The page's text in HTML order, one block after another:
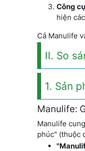
Công
hiện
Cả Manulife
II. So
1. Sản
Manulife:
Manulife
phúc" (thuộc